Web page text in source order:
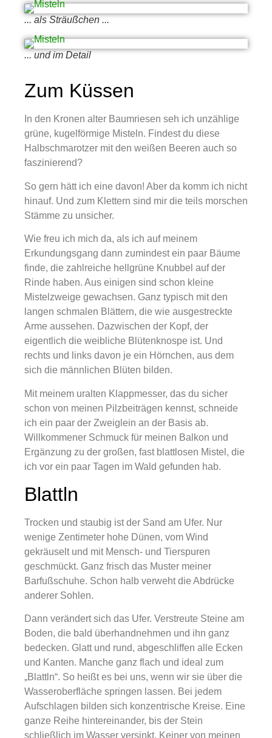
... als Sträußchen ...
... und im Detail
Zum Küssen
In den Kronen alter Baumriesen seh ich unzählige
grüne, kugelförmige Misteln. Findest du diese
Halbschmarotzer mit den weißen Beeren auch so
faszinierend?
So gern hätt ich eine davon! Aber da komm ich nicht
hinauf. Und zum Klettern sind mir die teils morschen
Stämme zu unsicher.
Wie freu ich mich da, als ich auf meinem
Erkundungsgang dann zumindest ein paar Bäume
finde, die zahlreiche hellgrüne Knubbel auf der
Rinde haben. Aus einigen sind schon kleine
Mistelzweige gewachsen. Ganz typisch mit den
langen schmalen Blättern, die wie ausgestreckte
Arme aussehen. Dazwischen der Kopf, der
eigentlich die weibliche Blütenknospe ist. Und
rechts und links davon je ein Hörnchen, aus dem
sich die männlichen Blüten bilden.
Mit meinem uralten Klappmesser, das du sicher
schon von meinen Pilzbeiträgen kennst, schneide
ich ein paar der Zweiglein an der Basis ab.
Willkommener Schmuck für meinen Balkon und
Ergänzung zu der großen, fast blattlosen Mistel, die
ich vor ein paar Tagen im Wald gefunden hab.
Blattln
Trocken und staubig ist der Sand am Ufer. Nur
wenige Zentimeter hohe Dünen, vom Wind
gekräuselt und mit Mensch- und Tierspuren
geschmückt. Ganz frisch das Muster meiner
Barfußschuhe. Schon halb verweht die Abdrücke
anderer Sohlen.
Dann verändert sich das Ufer. Verstreute Steine am
Boden, die bald überhandnehmen und ihn ganz
bedecken. Glatt und rund, abgeschliffen alle Ecken
und Kanten. Manche ganz flach und ideal zum
„Blattln“. So heißt es bei uns, wenn wir sie über die
Wasseroberfläche springen lassen. Bei jedem
Aufschlagen bilden sich konzentrische Kreise. Eine
ganze Reihe hintereinander, bis der Stein
schließlich im Wasser versinkt. Keiner von meinen